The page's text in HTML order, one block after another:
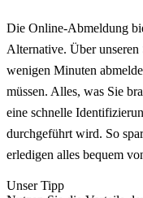
Die Online-Abmeldung
Alternative. Über
wenigen Minuten
müssen. Alles, was Sie
eine schnelle
durchgeführt wird. So
erledigen alles bequem
Unser Tipp